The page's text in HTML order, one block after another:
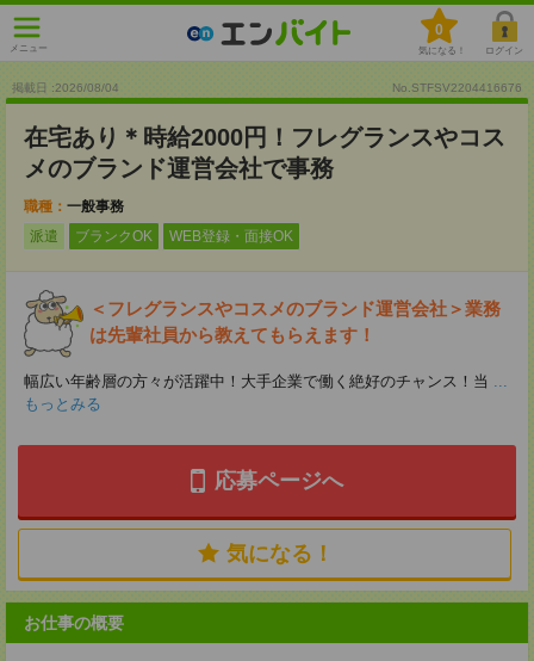
メニュー
0
気になる！ ログイン
掲載日 :2026/08/04 No.STFSV2204416676
在宅あり＊時給2000円！フレグランスやコス
メのブランド運営会社で事務
職種： 一般事務
派遣
ブランクOK WEB登録・面接OK
＜フレグランスやコスメのブランド運営会社＞業務
は先輩社員から教えてもらえます！
幅広い年齢層の方々が活躍中！大手企業で働く絶好のチャンス！当 ...
もっとみる
応募ページへ
気になる！
お仕事の概要